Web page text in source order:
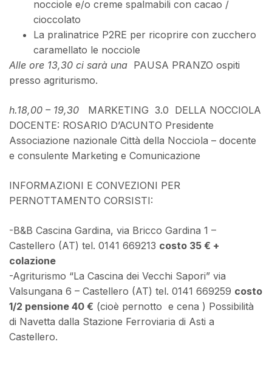
nocciole e/o creme spalmabili con cacao /
cioccolato
La pralinatrice P2RE per ricoprire con zucchero
caramellato le nocciole
Alle ore 13,30 ci sarà una PAUSA PRANZO ospiti
presso agriturismo.
h.18,00 – 19,30 MARKETING 3.0 DELLA NOCCIOLA
DOCENTE: ROSARIO D’ACUNTO Presidente
Associazione nazionale Città della Nocciola – docente
e consulente Marketing e Comunicazione
INFORMAZIONI E CONVEZIONI PER
PERNOTTAMENTO CORSISTI:
-B&B Cascina Gardina, via Bricco Gardina 1 –
Castellero (AT) tel. 0141 669213 costo 35 € +
colazione
-Agriturismo “La Cascina dei Vecchi Sapori” via
Valsungana 6 – Castellero (AT) tel. 0141 669259 costo
1/2 pensione 40 € (cioè pernotto e cena ) Possibilità
di Navetta dalla Stazione Ferroviaria di Asti a
Castellero.